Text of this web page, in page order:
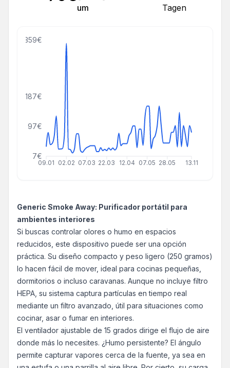
um
Tagen
09.01 02.02 07.03 22.03 12.04 07.05 28.05 13.11
7€
97€
187€
359€
Generic Smoke Away: Purificador portátil para
ambientes interiores
Si buscas controlar olores o humo en espacios
reducidos, este dispositivo puede ser una opción
práctica. Su diseño compacto y peso ligero (250 gramos)
lo hacen fácil de mover, ideal para cocinas pequeñas,
dormitorios o incluso caravanas. Aunque no incluye filtro
HEPA, su sistema captura partículas en tiempo real
mediante un filtro avanzado, útil para situaciones como
cocinar, asar o fumar en interiores.
El ventilador ajustable de 15 grados dirige el flujo de aire
donde más lo necesites. ¿Humo persistente? El ángulo
permite capturar vapores cerca de la fuente, ya sea en